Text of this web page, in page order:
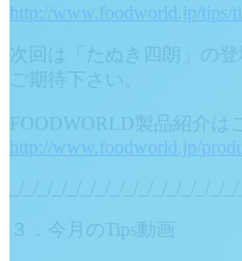
http://www.foodworld.jp/tips/
次回は「たぬき四朗」の登
ご期待下さい。
FOODWORLD製品紹介は
http://www.foodworld.jp/
３．今月のTips動画